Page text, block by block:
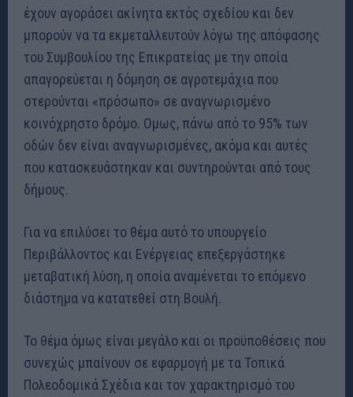
έχουν αγοράσει ακίνητα εκτός σχεδίου και δεν
μπορούν να τα εκμεταλλευτούν λόγω της απόφασης
του Συμβουλίου της Επικρατείας με την οποία
απαγορεύεται η δόμηση σε αγροτεμάχια που
στερούνται «πρόσωπο» σε αναγνωρισμένο
κοινόχρηστο δρόμο. Ομως, πάνω από το 95% των
οδών δεν είναι αναγνωρισμένες, ακόμα και αυτές
που κατασκευάστηκαν και συντηρούνται από τους
δήμους.
Για να επιλύσει το θέμα αυτό το υπουργείο
Περιβάλλοντος και Ενέργειας επεξεργάστηκε
μεταβατική λύση, η οποία αναμένεται το επόμενο
διάστημα να κατατεθεί στη Βουλή.
Το θέμα όμως είναι μεγάλο και οι προϋποθέσεις που
συνεχώς μπαίνουν σε εφαρμογή με τα Τοπικά
Πολεοδομικά Σχέδια και τον χαρακτηρισμό του